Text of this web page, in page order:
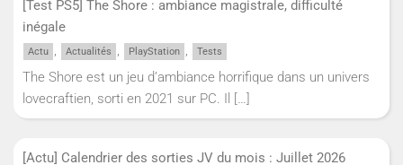
[Test PS5] The Shore : ambiance magistrale, difficulté
inégale
Actu , Actualités , PlayStation , Tests
The Shore est un jeu d’ambiance horrifique dans un univers
lovecraftien, sorti en 2021 sur PC. Il […]
[Actu] Calendrier des sorties JV du mois : Juillet 2026